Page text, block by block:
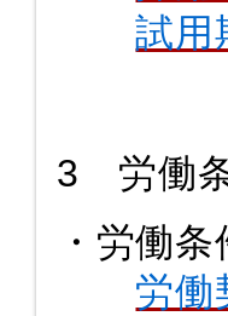
試用
3 労働条
・労働
労働